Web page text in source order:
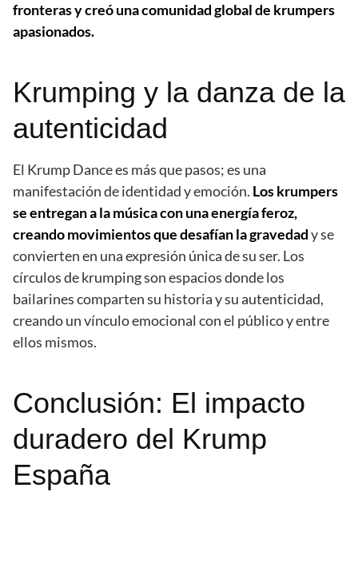
fronteras y creó una comunidad global de krumpers
apasionados.
Krumping y la danza de la
autenticidad
El Krump Dance es más que pasos; es una
manifestación de identidad y emoción. Los krumpers
se entregan a la música con una energía feroz,
creando movimientos que desafían la gravedady se
convierten en una expresión única de su ser. Los
círculos de krumping son espacios donde los
bailarines comparten su historia y su autenticidad,
creando un vínculo emocional con el público y entre
ellos mismos.
Conclusión: El impacto
duradero del Krump
España